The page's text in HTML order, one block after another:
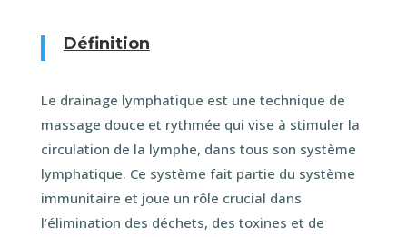
Définition
Le drainage lymphatique est une technique de
massage douce et rythmée qui vise à stimuler la
circulation de la lymphe, dans tous son système
lymphatique. Ce système fait partie du système
immunitaire et joue un rôle crucial dans
l’élimination des déchets, des toxines et de